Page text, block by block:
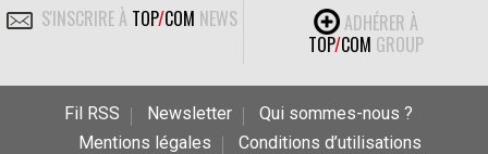
S'INSCRIRE À TOP/COM NEWS
ADHÉRER À
TOP/COM GROUP
Fil RSS Newsletter
Qui sommes-nous ?
Mentions légales
Conditions d’utilisations